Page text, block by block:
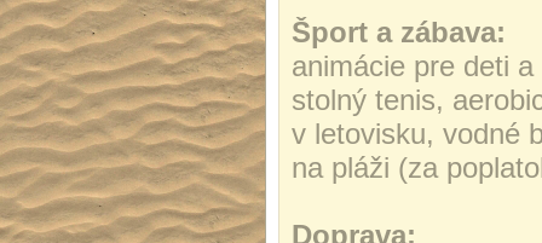
Šport a zábava:
animácie pre deti
stolný tenis,
v letovisku, vodné
na pláži (za
Doprava: